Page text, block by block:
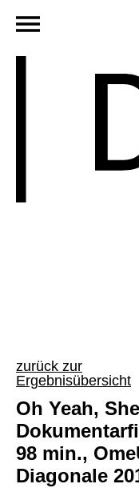
zurück zur
Ergebnisübersicht
Oh Yeah,
98 min.,
Diagonale